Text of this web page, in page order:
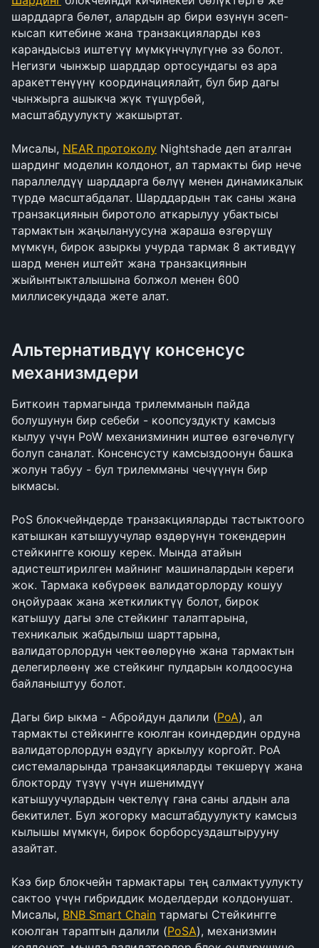
шарддарга бөлөт, алардын ар бири өзүнүн эсеп-
кысап китебине жана транзакцияларды көз
карандысыз иштетүү мүмкүнчүлүгүнө ээ болот.
Негизги чынжыр шарддар ортосундагы өз ара
аракеттенүүнү координациялайт, бул бир дагы
чынжырга ашыкча жүк түшүрбөй,
масштабдуулукту жакшыртат.
Мисалы, NEAR протоколу Nightshade деп аталган
шардинг моделин колдонот, ал тармакты бир нече
параллелдүү шарддарга бөлүү менен динамикалык
түрдө масштабдалат. Шарддардын так саны жана
транзакциянын биротоло аткарылуу убактысы
тармактын жаңылануусуна жараша өзгөрүшү
мүмкүн, бирок азыркы учурда тармак 8 активдүү
шард менен иштейт жана транзакциянын
жыйынтыкталышына болжол менен 600
миллисекундада жете алат.
Альтернативдүү консенсус
механизмдери
Биткоин тармагында трилемманын пайда
болушунун бир себеби - коопсуздукту камсыз
кылуу үчүн PoW механизминин иштөө өзгөчөлүгү
болуп саналат. Консенсусту камсыздоонун башка
жолун табуу - бул трилемманы чечүүнүн бир
ыкмасы.
PoS блокчейндерде транзакцияларды тастыктоого
катышкан катышуучулар өздөрүнүн токендерин
стейкингге коюшу керек. Мында атайын
адистештирилген майнинг машиналардын кереги
жок. Тармака көбүрөөк валидаторлорду кошуу
оңойураак жана жеткиликтүү болот, бирок
катышуу дагы эле стейкинг талаптарына,
техникалык жабдылыш шарттарына,
валидаторлордун чектөөлөрүнө жана тармактын
делегирлөөнү же стейкинг пулдарын колдоосуна
байланыштуу болот.
Дагы бир ыкма - Абройдун далили (PoA), ал
тармакты стейкингге коюлган коиндердин ордуна
валидаторлордун өздүгү аркылуу коргойт. PoA
системаларында транзакцияларды текшерүү жана
блокторду түзүү үчүн ишенимдүү
катышуучулардын чектелүү гана саны алдын ала
бекитилет. Бул жогорку масштабдуулукту камсыз
кылышы мүмкүн, бирок борборсуздаштырууну
азайтат.
Кээ бир блокчейн тармактары тең салмактуулукту
сактоо үчүн гибриддик моделдерди колдонушат.
Мисалы, BNB Smart Chain тармагы Стейкингге
коюлган тараптын далили (PoSA), механизмин